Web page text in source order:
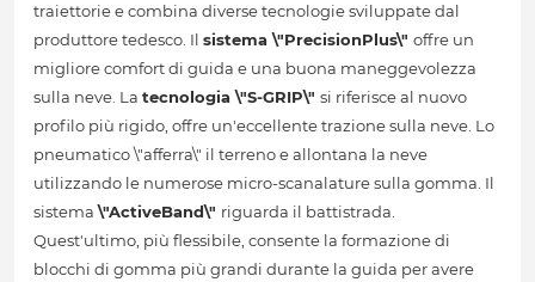
traiettorie e combina diverse tecnologie sviluppate dal
produttore tedesco. Il sistema \"PrecisionPlus\" offre un
migliore comfort di guida e una buona maneggevolezza
sulla neve. La tecnologia \"S-GRIP\" si riferisce al nuovo
profilo più rigido, offre un'eccellente trazione sulla neve. Lo
pneumatico \"afferra\" il terreno e allontana la neve
utilizzando le numerose micro-scanalature sulla gomma. Il
sistema\"ActiveBand\" riguarda il battistrada.
Quest'ultimo, più flessibile, consente la formazione di
blocchi di gomma più grandi durante la guida per avere